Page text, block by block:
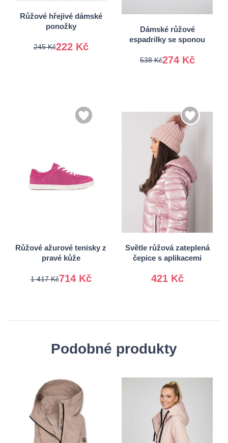
Růžové hřejivé dámské
ponožky
222 Kč
245 Kč
Dámské růžové
espadrilky se sponou
274 Kč
538 Kč
40 41
Růžové ažurové tenisky z
pravé kůže
714 Kč
1 417 Kč
Světle růžová zateplená
čepice s aplikacemi
421 Kč
Univerzální
Podobné produkty